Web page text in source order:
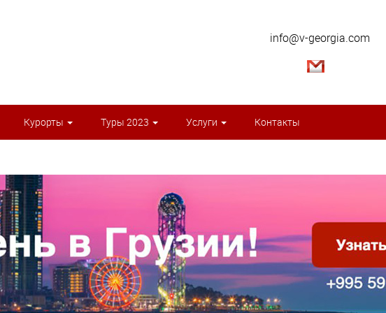
info@v-georgia.com
Курорты Туры 2023 Услуги Контакты